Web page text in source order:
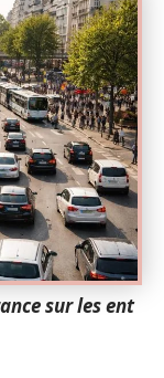
sur les ent